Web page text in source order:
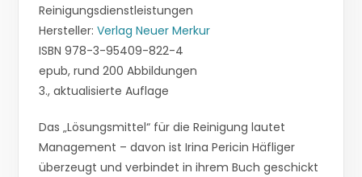
Reinigungsdienstleistungen
Hersteller:Verlag Neuer Merkur
ISBN 978-3-95409-822-4
epub, rund 200 Abbildungen
3., aktualisierte Auflage
Das „Lösungsmittel“ für die Reinigung lautet
Management – davon ist Irina Pericin Häfliger
überzeugt und verbindet in ihrem Buch geschickt